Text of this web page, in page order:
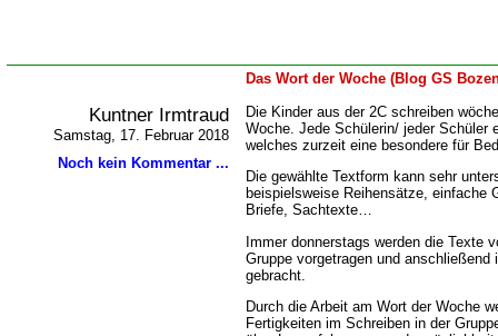
Das Wort der Woche (Blog GS
Kuntner Irmtraud
Samstag, 17. Februar 2018
Noch kein Kommentar ...
Die Kinder aus der 2C schreiben
Woche. Jede Schülerin/ jeder Schüler
welches zurzeit eine besondere für
Die gewählte Textform kann sehr
beispielsweise Reihensätze, einfache
Briefe, Sachtexte
Immer donnerstags werden die Texte
Gruppe vorgetragen und
gebracht.
Durch die Arbeit am Wort der Woche
Fertigkeiten im Schreiben in der